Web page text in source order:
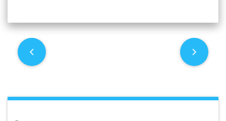
P
s